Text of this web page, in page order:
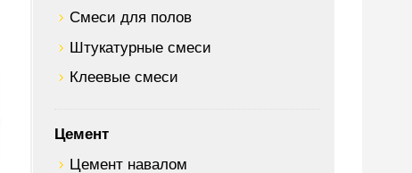
Смеси для полов
Штукатурные смеси
Клеевые смеси
Цемент
Цемент навалом